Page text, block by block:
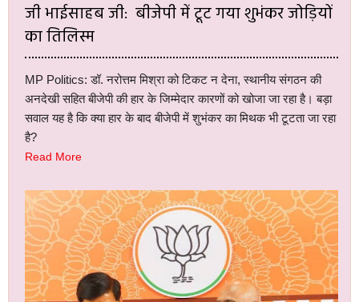
जी भाईसाहब जी: बीजेपी में टूट गया शुभंकर जोड़ियों
का तिलिस्म
MP Politics: डॉ. नरोत्तम मिश्रा को टिकट न देना, स्थानीय संगठन की
अनदेखी सहित बीजेपी की हार के जिम्मेदार कारणों को खोजा जा रहा है। बड़ा
सवाल यह है कि क्या हार के बाद बीजेपी में शुभंकर का मिथक भी टूटता जा रहा
है?
Read More